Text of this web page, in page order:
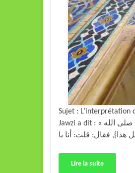
Sujet :
Jawzi a dit : « وكيف يمكن أن يقال إن السلف ما استعملوا التأويل وقد ورد في الصحيح عن سيد الكونين صلى الله
Lire la suite